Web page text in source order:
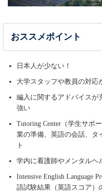
おススメポイント
日本人が少ない！
大学スタッフや教員の対応
編入に関するアドバイスが
強い
Tutoring Center（学生サポ
業の準備、英語の会話、タ
ト
学内に看護師やメンタルヘ
Intensive English Language
語試験結果（英語スコア）